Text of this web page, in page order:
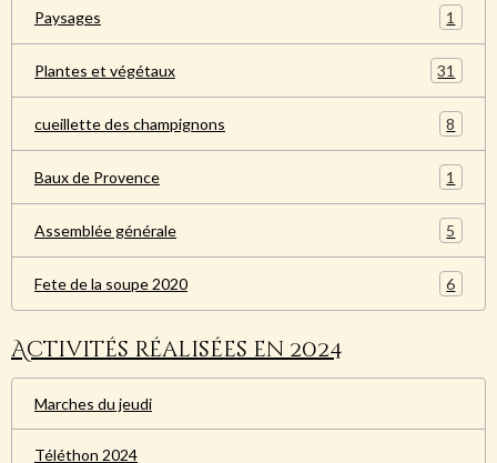
Paysages 1
Plantes et végétaux 31
cueillette des champignons 8
Baux de Provence 1
Assemblée générale 5
Fete de la soupe 2020 6
Activités réalisées en 2024
Marches du jeudi
Téléthon 2024